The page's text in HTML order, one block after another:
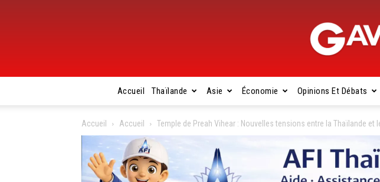
Accueil Thaïlande Asie Économie Opinions Et Débats
Accueil Accueil Temple de Preah Vihear : Nouvelles tensions entre la Thaïlande et